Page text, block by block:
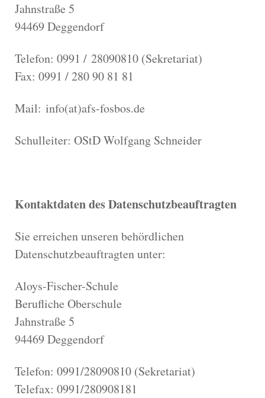
Jahnstraße 5
94469 Deggendorf
Telefon: 0991 / 28090810 (Sekretariat)
Fax: 0991 / 280 90 81 81
Mail: info(at)afs-fosbos.de
Schulleiter: OStD Wolfgang Schneider
Kontaktdaten des Datenschutzbeauftragten
Sie erreichen unseren behördlichen
Datenschutzbeauftragten unter:
Aloys-Fischer-Schule
Berufliche Oberschule
Jahnstraße 5
94469 Deggendorf
Telefon: 0991/28090810 (Sekretariat)
Telefax: 0991/280908181